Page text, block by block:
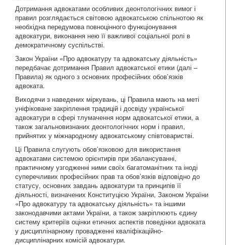
Дотримання адвокатами особливих деонтологічних вимог і
правил розглядається світовою адвокатською спільнотою як
необхідна передумова повноцінного функціонування
адвокатури, виконання нею її важливої соціальної ролі в
демократичному суспільстві.
Закон України «Про адвокатуру та адвокатську діяльність»
передбачає дотримання Правил адвокатської етики (далі –
Правила) як одного з основних професійних обов’язків
адвоката.
Виходячи з наведених міркувань, ці Правила мають на меті
уніфіковане закріплення традицій і досвіду української
адвокатури в сфері тлумачення норм адвокатської етики, а
також загальновизнаних деонтологічних норм і правил,
прийнятих у міжнародному адвокатському співтоваристві.
Ці Правила слугують обов’язковою для використання
адвокатами системою орієнтирів при збалансуванні,
практичному узгодженні ними своїх багатоманітних та іноді
суперечливих професійних прав та обов’язків відповідно до
статусу, основних завдань адвокатури та принципів її
діяльності, визначених Конституцією України, Законом України
«Про адвокатуру та адвокатську діяльність» та іншими
законодавчими актами України, а також закріплюють єдину
систему критеріїв оцінки етичних аспектів поведінки адвоката
у дисциплінарному провадженні кваліфікаційно-
дисциплінарних комісій адвокатури.